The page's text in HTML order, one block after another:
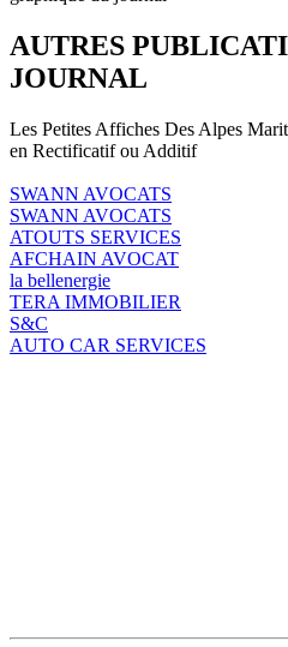
AUTRES
JOURNAL
Les Petites Affiches Des Alpes
en Rectificatif ou Additif
SWANN AVOCATS
SWANN AVOCATS
ATOUTS SERVICES
AFCHAIN AVOCAT
la bellenergie
TERA IMMOBILIER
S&C
AUTO CAR SERVICES